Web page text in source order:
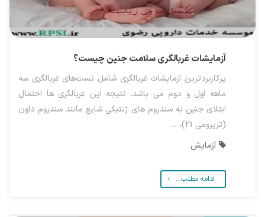
آزمایشات غربالگری سلامت جنین چیست؟
پرکاربردترین آزمایشات غربالگری شامل تست‌های غربالگری سه
ماهه اول و دوم می باشد. نتیجه این غربالگری ها احتمال
ابتلای جنین به سندروم های ژنتیکی شایع مانند سندروم داون
(تریزومی 21)،‌ ...
آزمایش
ادامه مطلب...